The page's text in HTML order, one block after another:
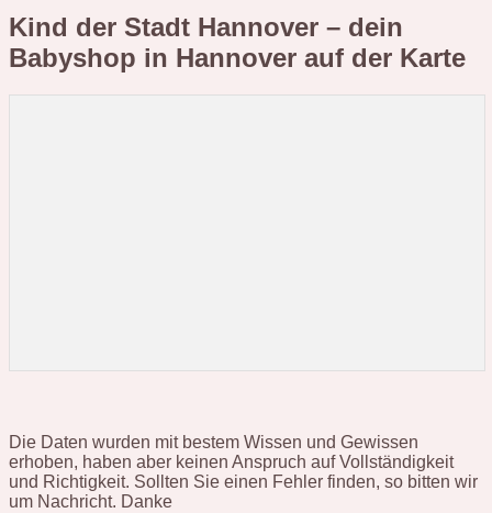
Kind der Stadt Hannover – dein
Babyshop in Hannover auf der Karte
Die Daten wurden mit bestem Wissen und Gewissen
erhoben, haben aber keinen Anspruch auf Vollständigkeit
und Richtigkeit. Sollten Sie einen Fehler finden, so bitten wir
um Nachricht. Danke